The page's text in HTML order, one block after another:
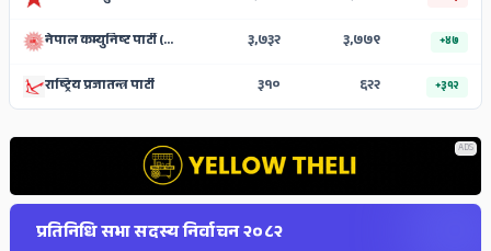
नेपाल कम्युनिष्ट पार्टी (एमाले) ३,७३२ ३,७७९ +४७
राष्ट्रिय प्रजातन्त्र पार्टी ३१० ६२२ +३१२
ADS
प्रतिनिधि सभा सदस्य निर्वाचन २०८२